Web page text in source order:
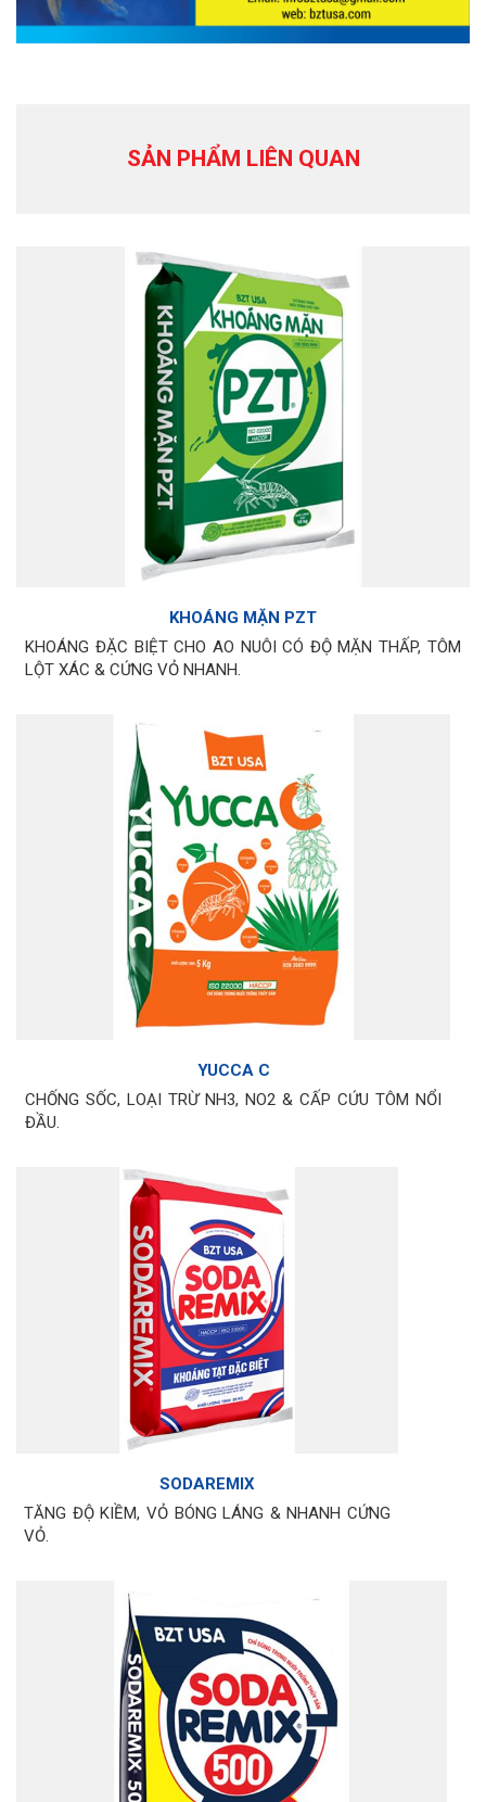
SẢN PHẨM LIÊN QUAN
KHOÁNG MẶN PZT
KHOÁNG ĐẶC BIỆT CHO AO NUÔI CÓ ĐỘ MẶN THẤP, TÔM
LỘT XÁC & CỨNG VỎ NHANH.
YUCCA C
CHỐNG SỐC, LOẠI TRỪ NH3, NO2 & CẤP CỨU TÔM NỔI
ĐẦU.
SODAREMIX
TĂNG ĐỘ KIỀM, VỎ BÓNG LÁNG & NHANH CỨNG
VỎ.